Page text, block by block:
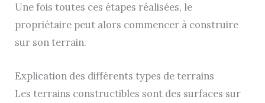
Une fois toutes ces étapes réalisées, le
propriétaire peut alors commencer à construire
sur son terrain.
Explication des différents types de terrains
Les terrains constructibles sont des surfaces sur